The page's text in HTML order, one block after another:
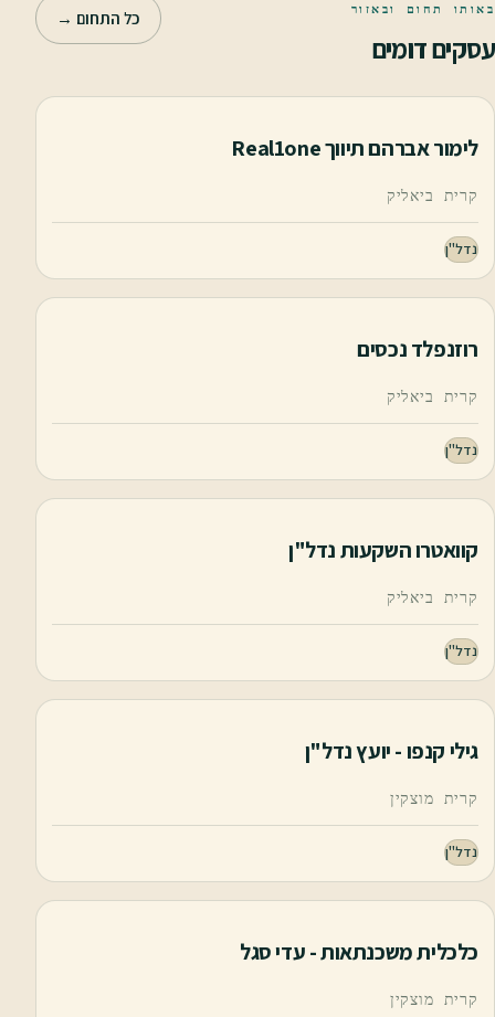
באותו תחום ובאזור
עסקים דומים
כל התחום →
לימור אברהם תיווך Real1one
קרית ביאליק
נדל"ן
רוזנפלד נכסים
קרית ביאליק
נדל"ן
קוואטרו השקעות נדל"ן
קרית ביאליק
נדל"ן
גילי קנפו - יועץ נדל"ן
קרית מוצקין
נדל"ן
כלכלית משכנתאות - עדי סגל
קרית מוצקין